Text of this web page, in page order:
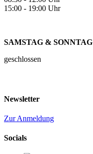
15:00 - 19:00 Uhr
SAMSTAG & SONNTAG
geschlossen
Newsletter
Zur Anmeldung
Socials